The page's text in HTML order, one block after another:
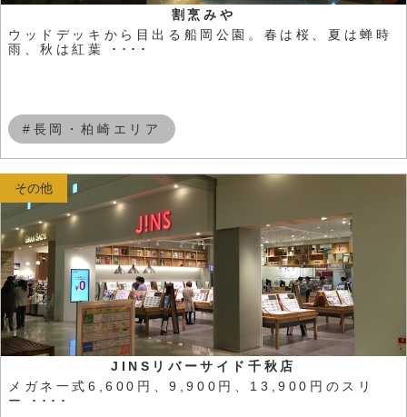
割烹みや
ウッドデッキから目出る船岡公園。春は桜、夏は蝉時
雨、秋は紅葉 ････
#長岡・柏崎エリア
JINSリバーサイド千秋店
メガネ一式6,600円、9,900円、13,900円のスリ
ー ････
その他